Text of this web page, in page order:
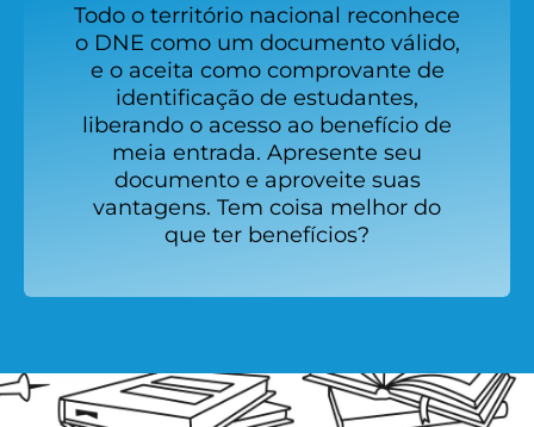
Todo o território nacional reconhece
o DNE como um documento válido,
e o aceita como comprovante de
identificação de estudantes,
liberando o acesso ao benefício de
meia entrada. Apresente seu
documento e aproveite suas
vantagens. Tem coisa melhor do
que ter benefícios?